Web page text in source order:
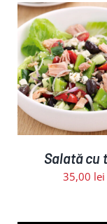
Salată cu
35,00 lei
ADAUGĂ ÎN